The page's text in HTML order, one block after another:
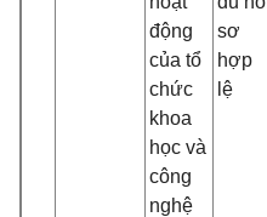
động
của tổ
chức
khoa
học và
công
nghệ
sơ
hợp
lệ